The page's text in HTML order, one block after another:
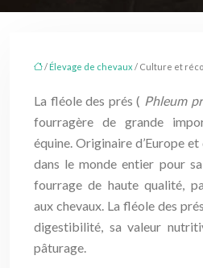
/ Élevage de chevaux / Culture et
La fléole des prés ( Phleum
fourragère de grande
équine. Originaire d’Europe
dans le monde entier pour
fourrage de haute qualité,
aux chevaux. La fléole des
digestibilité, sa valeur
pâturage.